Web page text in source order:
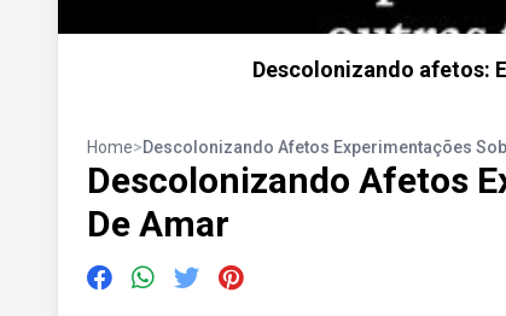
Descolonizando afetos:
Home>Descolonizando Afetos Experimentações
Descolonizando Afetos
De Amar